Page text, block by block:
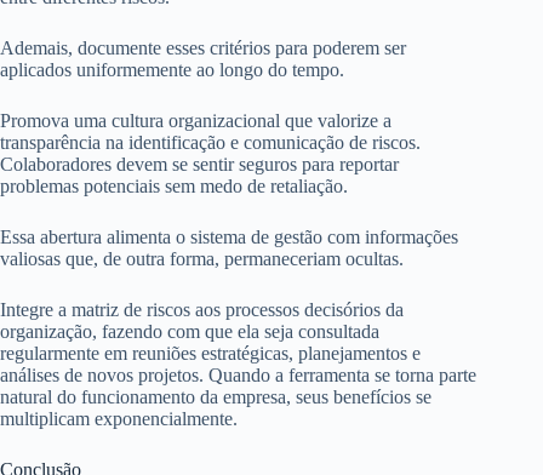
Ademais, documente esses critérios para poderem ser
aplicados uniformemente ao longo do tempo.
Promova uma cultura organizacional que valorize a
transparência na identificação e comunicação de riscos.
Colaboradores devem se sentir seguros para reportar
problemas potenciais sem medo de retaliação.
Essa abertura alimenta o sistema de gestão com informações
valiosas que, de outra forma, permaneceriam ocultas.
Integre a matriz de riscos aos processos decisórios da
organização, fazendo com que ela seja consultada
regularmente em reuniões estratégicas, planejamentos e
análises de novos projetos. Quando a ferramenta se torna parte
natural do funcionamento da empresa, seus benefícios se
multiplicam exponencialmente.
Conclusão